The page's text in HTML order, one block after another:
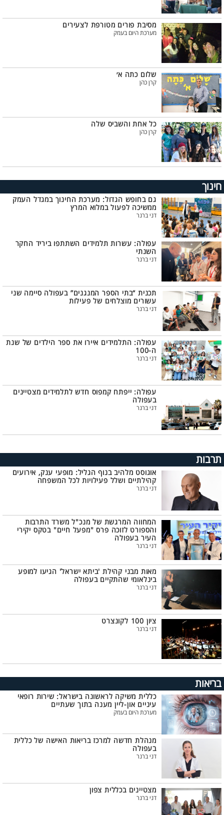
מסיבת פורים מטורפת לצעירים
מערכת היום בעמק
שלום כתה א׳
קרן כהן
כל אחת והשביס שלה
קרן כהן
חינוך
גם בחופש הגדול: מערכת החינוך במגדל העמק
ממשיכה לפעול במלוא המרץ
דני ברנר
עפולה: עשרות תלמידים השתתפו ביריד החקר
השנתי
דני ברנר
תכנית “בתי הספר המנגנים” בעפולה סיימה שני
עשורים מוצלחים של פעילות
דני ברנר
עפולה: התלמידים איירו את ספר הילדים של שנת
ה-100
דני ברנר
עפולה: ייפתח קמפוס חדש לתלמידים מצטיינים
בעפולה
דני ברנר
תרבות
אוגוסט מלהיב בנוף הגליל: מופעי ענק, אירועים
קהילתיים ושלל פעילויות לכל המשפחה
דני ברנר
המחווה המרגשת של מנכ"ל משרד התרבות
והספורט לזוכה פרס "מפעל חיים" בטקס יקירי
העיר בעפולה
דני ברנר
מאות מבני קהילת 'ביתא ישראל' הגיעו למופע
בינלאומי שהתקיים בעפולה
דני ברנר
ציון 100 לקונצרט
דני ברנר
בריאות
כללית משיקה לראשונה בישראל: שירות רופאי
עיניים און-ליין מענה בתוך שעתיים
מערכת היום בעמק
מנהלת חדשה למרכז בריאות האישה של כללית
בעפולה
דני ברנר
מצטיינים בכללית צפון
דני ברנר